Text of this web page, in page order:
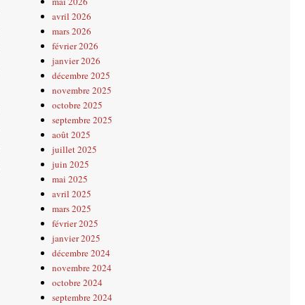
avril 2026
mars 2026
février 2026
janvier 2026
décembre 2025
novembre 2025
octobre 2025
septembre 2025
août 2025
juillet 2025
juin 2025
mai 2025
avril 2025
mars 2025
février 2025
janvier 2025
décembre 2024
novembre 2024
octobre 2024
septembre 2024